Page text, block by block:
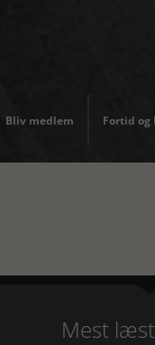
Bliv medlem Fortid
Mest